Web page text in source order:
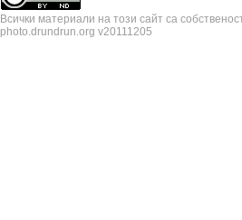
Всички материали на този сайт са
photo.drundrun.org v20111205